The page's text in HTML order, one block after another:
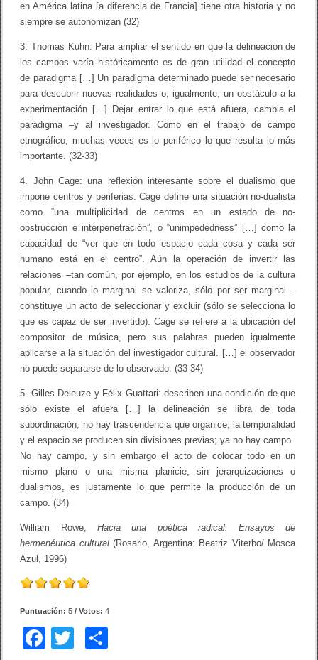
en América latina [a diferencia de Francia] tiene otra historia y no
siempre se autonomizan (32)
3. Thomas Kuhn: Para ampliar el sentido en que la delineación de
los campos varía históricamente es de gran utilidad el concepto
de paradigma […] Un paradigma determinado puede ser necesario
para descubrir nuevas realidades o, igualmente, un obstáculo a la
experimentación […] Dejar entrar lo que está afuera, cambia el
paradigma –y al investigador. Como en el trabajo de campo
etnográfico, muchas veces es lo periférico lo que resulta lo más
importante. (32-33)
4. John Cage: una reflexión interesante sobre el dualismo que
impone centros y periferias. Cage define una situación no-dualista
como “una multiplicidad de centros en un estado de no-
obstrucción e interpenetración”, o “unimpededness” […] como la
capacidad de “ver que en todo espacio cada cosa y cada ser
humano está en el centro”. Aún la operación de invertir las
relaciones –tan común, por ejemplo, en los estudios de la cultura
popular, cuando lo marginal se valoriza, sólo por ser marginal –
constituye un acto de seleccionar y excluir (sólo se selecciona lo
que es capaz de ser invertido). Cage se refiere a la ubicación del
compositor de música, pero sus palabras pueden igualmente
aplicarse a la situación del investigador cultural. […] el observador
no puede separarse de lo observado. (33-34)
5. Gilles Deleuze y Félix Guattari: describen una condición de que
sólo existe el afuera […] la delineación se libra de toda
subordinación; no hay trascendencia que organice; la temporalidad
y el espacio se producen sin divisiones previas; ya no hay campo.
No hay campo, y sin embargo el acto de colocar todo en un
mismo plano o una misma planicie, sin jerarquizaciones o
dualismos, es justamente lo que permite la producción de un
campo. (34)
William Rowe,Hacia una poética radical. Ensayos de
hermenéutica cultural(Rosario, Argentina: Beatriz Viterbo/ Mosca
Azul, 1996)
Puntuación:5 / Votos:4
F